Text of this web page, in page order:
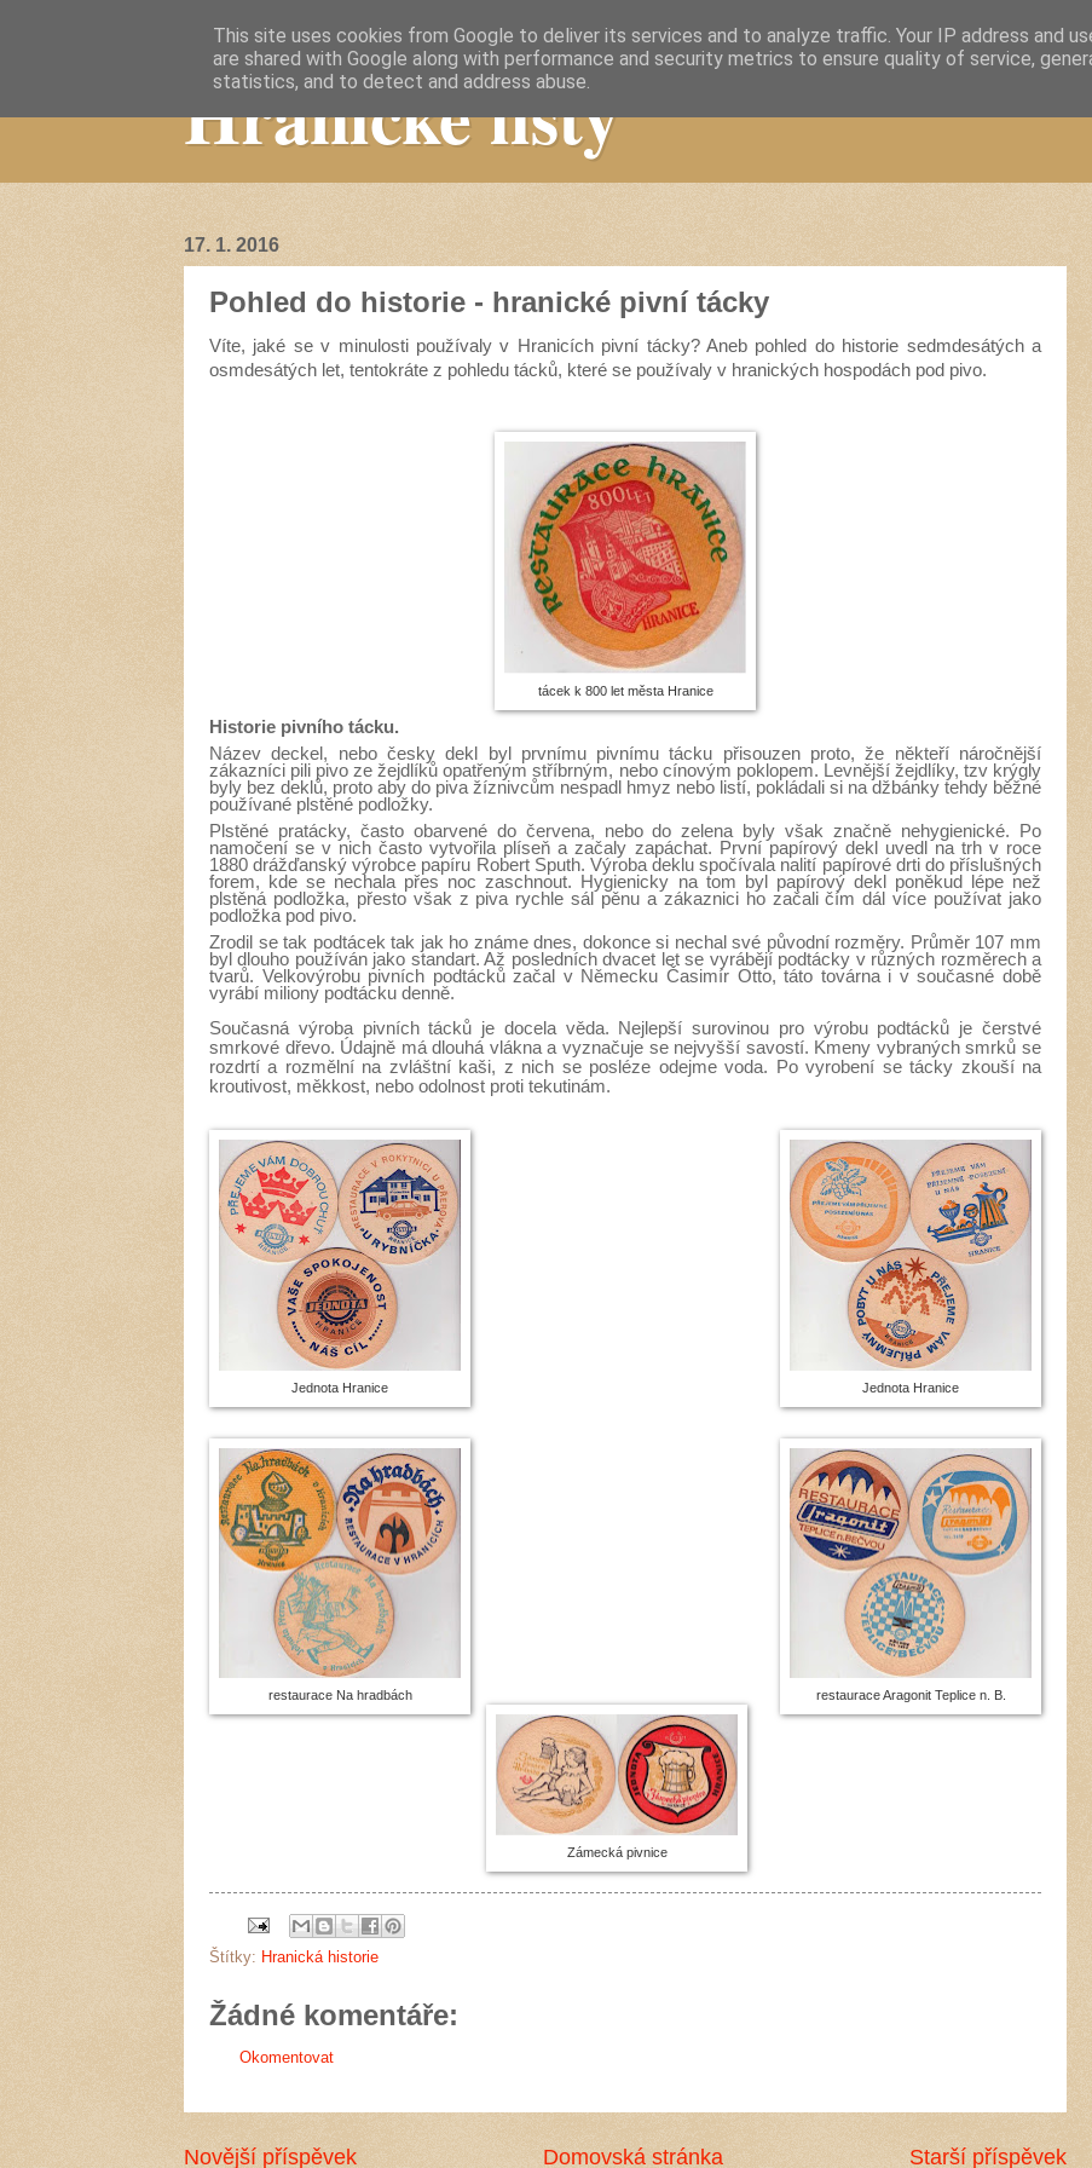
Hranické listy
17. 1. 2016
Pohled do historie - hranické pivní tácky
Víte, jaké se v minulosti používaly v Hranicích pivní tácky? Aneb pohled do historie sedmdesátých a
osmdesátých let, tentokráte z pohledu tácků, které se používaly v hranických hospodách pod pivo.
tácek k 800 let města Hranice
Historie pivního tácku.
Název deckel, nebo česky dekl byl prvnímu pivnímu tácku přisouzen proto, že někteří náročnější
zákazníci pili pivo ze žejdlíků opatřeným stříbrným, nebo cínovým poklopem. Levnější žejdlíky, tzv krýgly
byly bez deklů, proto aby do piva žíznivcům nespadl hmyz nebo listí, pokládali si na džbánky tehdy běžné
používané plstěné podložky.
Plstěné pratácky, často obarvené do červena, nebo do zelena byly však značně nehygienické. Po
namočení se v nich často vytvořila plíseň a začaly zapáchat. První papírový dekl uvedl na trh v roce
1880 drážďanský výrobce papíru Robert Sputh. Výroba deklu spočívala nalití papírové drti do příslušných
forem, kde se nechala přes noc zaschnout. Hygienicky na tom byl papírový dekl poněkud lépe než
plstěná podložka, přesto však z piva rychle sál pěnu a zákaznici ho začali čím dál více používat jako
podložka pod pivo.
Zrodil se tak podtácek tak jak ho známe dnes, dokonce si nechal své původní rozměry. Průměr 107 mm
byl dlouho používán jako standart. Až posledních dvacet let se vyrábějí podtácky v různých rozměrech a
tvarů. Velkovýrobu pivních podtácků začal v Německu Časimír Otto, táto továrna i v současné době
vyrábí miliony podtácku denně.
Současná výroba pivních tácků je docela věda. Nejlepší surovinou pro výrobu podtácků je čerstvé
smrkové dřevo. Údajně má dlouhá vlákna a vyznačuje se nejvyšší savostí. Kmeny vybraných smrků se
rozdrtí a rozmělní na zvláštní kaši, z nich se posléze odejme voda. Po vyrobení se tácky zkouší na
kroutivost, měkkost, nebo odolnost proti tekutinám.
Jednota Hranice Jednota Hranice
restaurace Na hradbách restaurace Aragonit Teplice n. B.
Zámecká pivnice
Štítky: Hranická historie
Žádné komentáře:
Okomentovat
Novější příspěvek Starší příspěvek
Domovská stránka
This site uses cookies from Google to deliver its services and to analyze traffic. Your IP address and
are shared with Google along with performance and security metrics to ensure quality of service,
statistics, and to detect and address abuse.